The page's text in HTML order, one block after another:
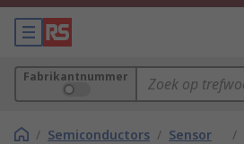
Fabrikantnummer
/ Semiconductors / Sensor
/